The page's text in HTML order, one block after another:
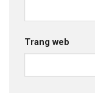
Trang web